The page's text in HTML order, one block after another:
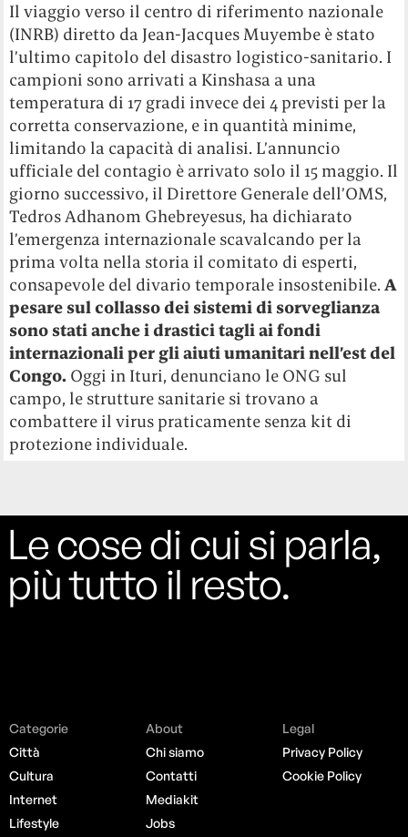
Il viaggio verso il centro di riferimento nazionale
(INRB) diretto da Jean-Jacques Muyembe è stato
l’ultimo capitolo del disastro logistico-sanitario. I
campioni sono arrivati a Kinshasa a una
temperatura di 17 gradi invece dei 4 previsti per la
corretta conservazione, e in quantità minime,
limitando la capacità di analisi. L’annuncio
ufficiale del contagio è arrivato solo il 15 maggio. Il
giorno successivo, il Direttore Generale dell’OMS,
Tedros Adhanom Ghebreyesus, ha dichiarato
l’emergenza internazionale scavalcando per la
prima volta nella storia il comitato di esperti,
consapevole del divario temporale insostenibile.A
pesare sul collasso dei sistemi di sorveglianza
sono stati anche i drastici tagli ai fondi
internazionali per gli aiuti umanitari nell’est del
Congo. Oggi in Ituri, denunciano le ONG sul
campo, le strutture sanitarie si trovano a
combattere il virus praticamente senza kit di
protezione individuale.
Le cose di cui si parla,
più tutto il resto.
Categorie
Città
Cultura
Internet
Lifestyle
About
Chi siamo
Contatti
Mediakit
Jobs
Legal
Privacy Policy
Cookie Policy